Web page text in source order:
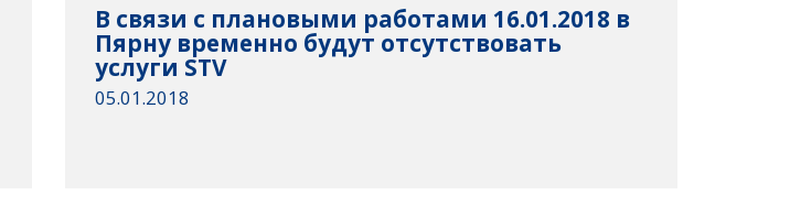
В связи с плановыми работами 16.01.2018 в
Пярну временно будут отсутствовать
услуги STV
05.01.2018